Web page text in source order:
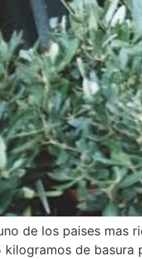
de los paises mas
kilogramos de